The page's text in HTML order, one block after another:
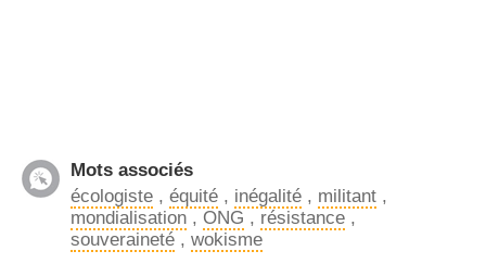
Mots associés
écologiste , équité , inégalité , militant ,
mondialisation , ONG , résistance ,
souveraineté , wokisme